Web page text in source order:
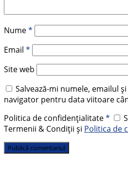
Nume*
Email *
Site web
Salvează-mi numele, emailul
navigator pentru data viitoare
Politica de confidențialitate*
Termenii & Condiții și Politica de